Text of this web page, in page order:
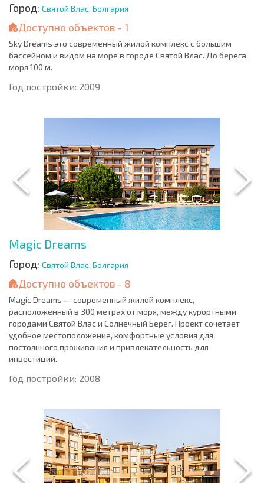
Город: Святой Влас, Болгария
Доступно объектов - 1
Sky Dreams это современный жилой комплекс с большим
бассейном и видом на море в городе Святой Влас. До берега
моря 100 м.
Год постройки: 2009
Magic Dreams
Город: Святой Влас, Болгария
Доступно объектов - 8
Magic Dreams — современный жилой комплекс,
расположенный в 300 метрах от моря, между курортными
городами Святой Влас и Солнечный Берег. Проект сочетает
удобное местоположение, комфортные условия для
постоянного проживания и привлекательность для
инвестиций.
Год постройки: 2008